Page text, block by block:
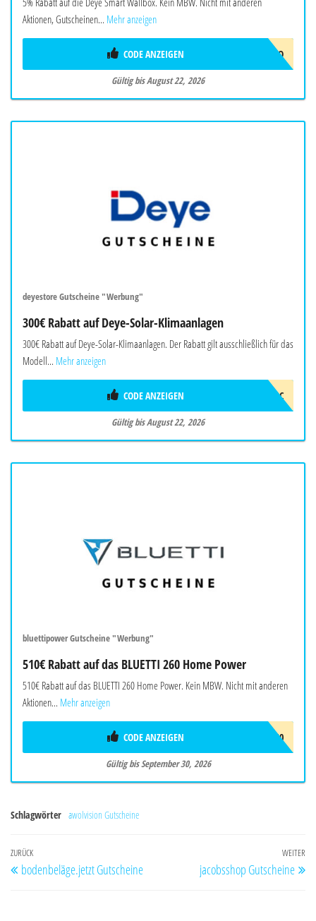
Aktionen, Gutscheinen... Mehr anzeigen
EVCJULYPROMO
CODE ANZEIGEN
Gültig bis August 22, 2026
deyestore Gutscheine "Werbung"
300€ Rabatt auf Deye-Solar-Klimaanlagen
300€ Rabatt auf Deye-Solar-Klimaanlagen. Der Rabatt gilt ausschließlich für das
Modell... Mehr anzeigen
2026DEYEAWINAC
CODE ANZEIGEN
Gültig bis August 22, 2026
bluettipower Gutscheine "Werbung"
510€ Rabatt auf das BLUETTI 260 Home Power
510€ Rabatt auf das BLUETTI 260 Home Power. Kein MBW. Nicht mit anderen
Aktionen... Mehr anzeigen
BALAFF510
CODE ANZEIGEN
Gültig bis September 30, 2026
Schlagwörter awolvision Gutscheine
Beitragsnavigation
Vorheriger
Beitrag
ZURÜCK
bodenbeläge.jetzt Gutscheine
WEITER
jacobsshop Gutscheine